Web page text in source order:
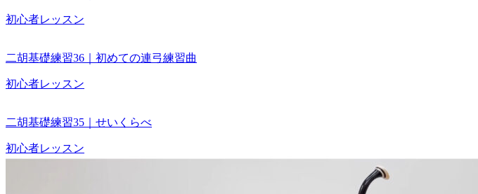
初心者レッスン
二胡基礎練習36｜初めての連弓練習曲
初心者レッスン
二胡基礎練習35｜せいくらべ
初心者レッスン